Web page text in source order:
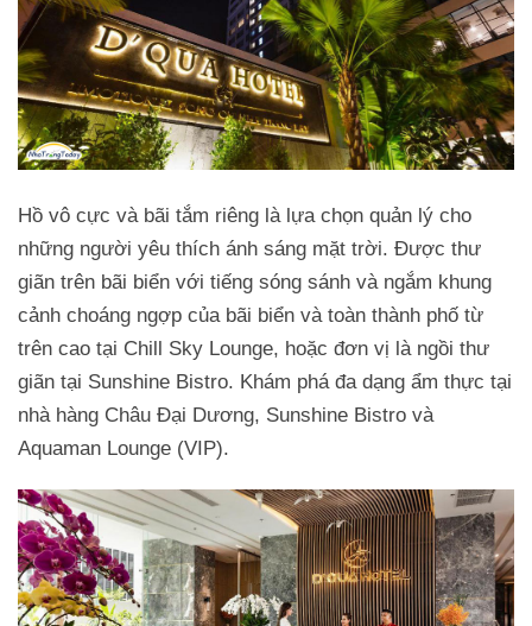
Hồ vô cực và bãi tắm riêng là lựa chọn quản lý cho
những người yêu thích ánh sáng mặt trời. Được thư
giãn trên bãi biển với tiếng sóng sánh và ngắm khung
cảnh choáng ngợp của bãi biển và toàn thành phố từ
trên cao tại Chill Sky Lounge, hoặc đơn vị là ngồi thư
giãn tại Sunshine Bistro. Khám phá đa dạng ẩm thực tại
nhà hàng Châu Đại Dương, Sunshine Bistro và
Aquaman Lounge (VIP).